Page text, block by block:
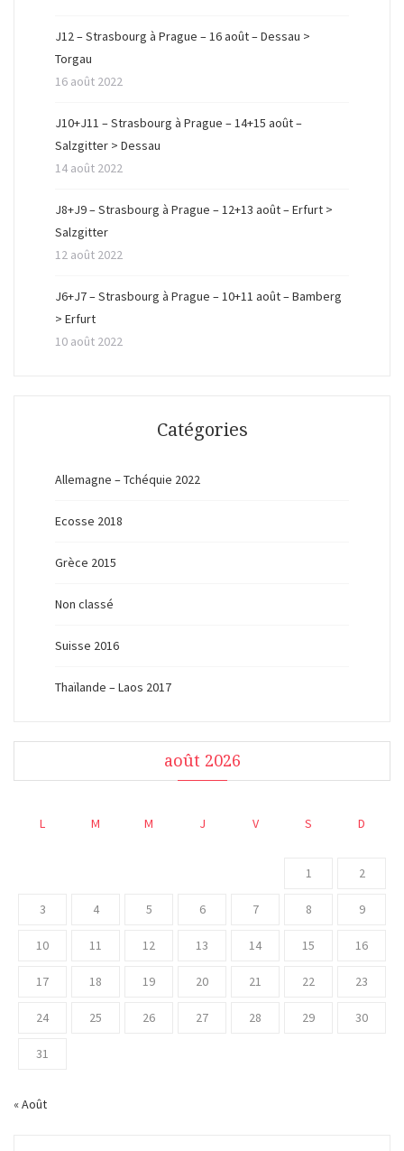
r
e r e
J12 – Strasbourg à Prague – 16 août – Dessau >
Torgau
16 août 2022
J10+J11 – Strasbourg à Prague – 14+15 août –
Salzgitter > Dessau
14 août 2022
J8+J9 – Strasbourg à Prague – 12+13 août – Erfurt >
Salzgitter
12 août 2022
J6+J7 – Strasbourg à Prague – 10+11 août – Bamberg
> Erfurt
10 août 2022
Catégories
Allemagne – Tchéquie 2022
Ecosse 2018
Grèce 2015
Non classé
Suisse 2016
Thaïlande – Laos 2017
août 2026
L M M J V S D
1 2
3 4 5 6 7 8 9
10 11 12 13 14 15 16
17 18 19 20 21 22 23
24 25 26 27 28 29 30
31
« Août